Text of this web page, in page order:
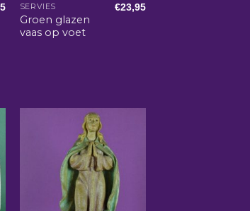
SERVIES
Groen glazen
vaas op voet
€23,95